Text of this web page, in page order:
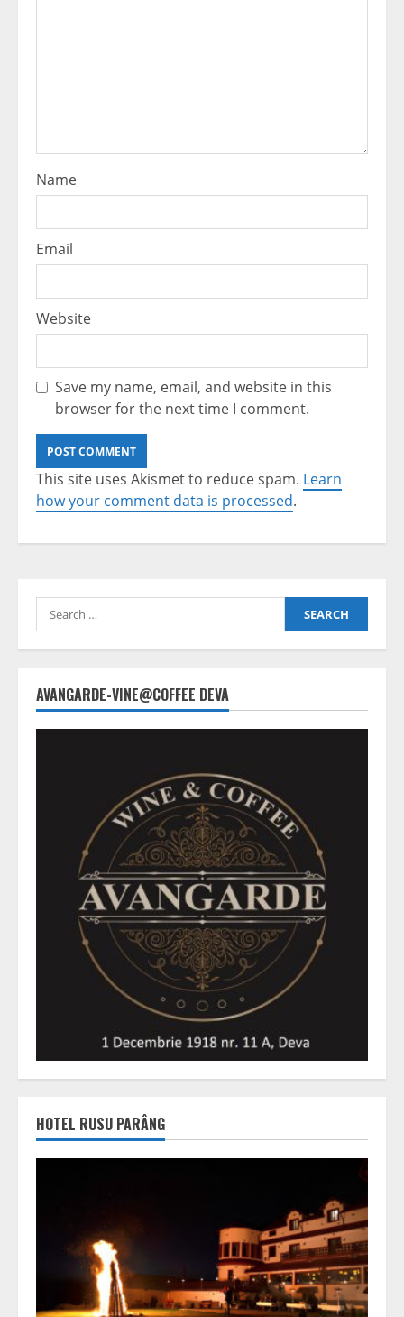
Name
Email
Website
Save my name, email, and website in this
browser for the next time I comment.
This site uses Akismet to reduce spam. Learn
how your comment data is processed.
Search
for:
AVANGARDE-VINE@COFFEE DEVA
HOTEL RUSU PARÂNG